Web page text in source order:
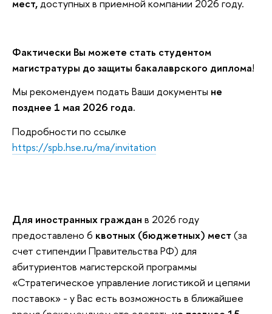
мест,доступных в приемной компании 2026 году.
Фактически Вы можете стать студентом
магистратуры до защиты бакалаврского диплома!
Мы рекомендуем подать Ваши документы не
позднее 1 мая 2026 года.
Подробности по ссылке
https://spb.hse.ru/ma/invitation
Для иностранных граждан в 2026 году
предоставлено 6 квотных (бюджетных) мест (за
счет стипендии Правительства РФ) для
абитуриентов магистерской программы
«Стратегическое управление логистикой и цепями
поставок» - у Вас есть возможность в ближайшее